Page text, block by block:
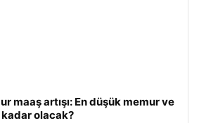
maaş artışı: En düşük memur ve
kadar olacak?